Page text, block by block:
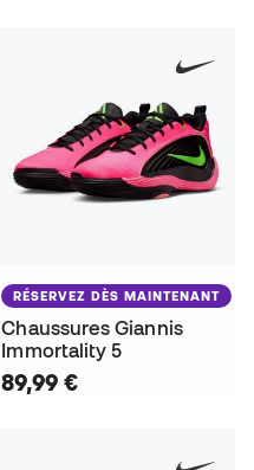
RÉSERVEZ DÈS MAINTENANT
Chaussures Giannis
Immortality 5
89,99 €